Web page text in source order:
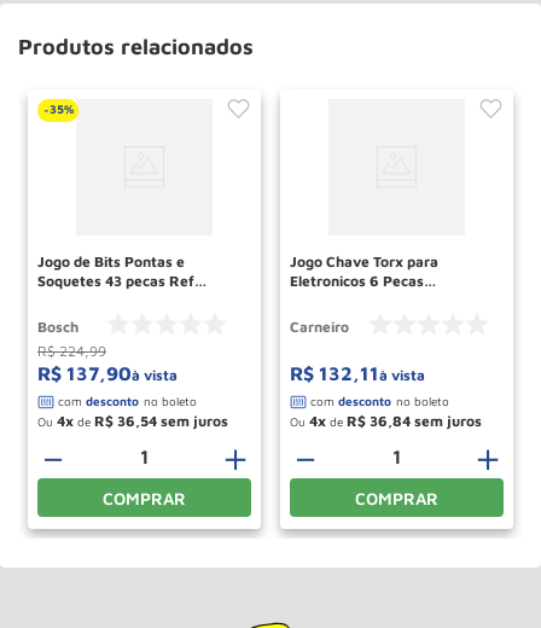
Produtos relacionados
-35%
Jogo de Bits Pontas e
Soquetes 43 pecas Ref
Bosch
R$ 224,99
R$ 137,90à vista
Ou 4 de R$ 36 54
＋
－
COMPRAR
Jogo Chave Torx para
Eletronicos 6 Pecas
Carneiro
R$ 132,11à vista
Ou 4 de R$ 36 84
＋
－
COMPRAR